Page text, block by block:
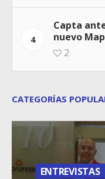
4
Capta
nuevo
2
CATEGORÍAS
ENTREVISTAS